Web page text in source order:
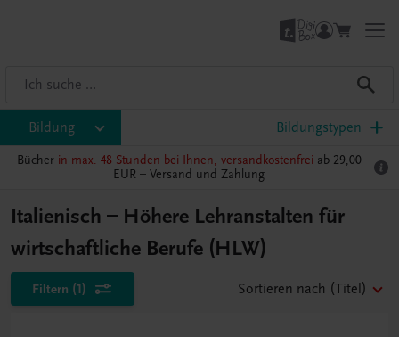
Bildung Bildungstypen
Bücher in max. 48 Stunden bei Ihnen, versandkostenfrei ab 29,00
EUR – Versand und Zahlung
Italienisch – Höhere Lehranstalten für
wirtschaftliche Berufe (HLW)
Filtern (1) Sortieren nach (Titel)